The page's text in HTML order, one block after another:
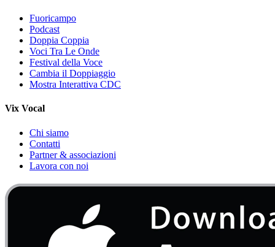
Fuoricampo
Podcast
Doppia Coppia
Voci Tra Le Onde
Festival della Voce
Cambia il Doppiaggio
Mostra Interattiva CDC
Vix Vocal
Chi siamo
Contatti
Partner & associazioni
Lavora con noi